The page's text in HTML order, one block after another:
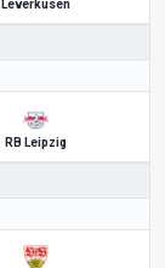
Leverkusen
RB Leipzig